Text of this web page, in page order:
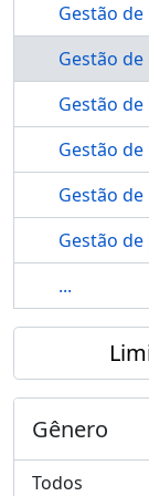
Gestão
Gestão
Gestão de
Gestão de
Gestão
Gestão de
...
Gênero
Todos